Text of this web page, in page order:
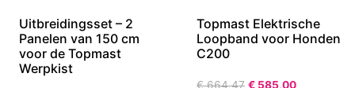
Uitbreidingsset – 2
Panelen van 150 cm
voor de Topmast
Werpkist
Topmast Elektrische
Loopband voor Honden
C200
€664,47 € 585,00